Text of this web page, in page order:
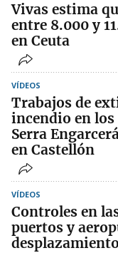
Vivas estima
entre 8.000 y
en Ceuta
VÍDEOS
Trabajos de
incendio en
Serra
en Castellón
VÍDEOS
Controles en
puertos y